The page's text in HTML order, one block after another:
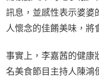
訊息，並感性表示婆婆
人懷念的佳餚美味，將
事實上，李嘉茜的健康
名美食節目主持人陳鴻